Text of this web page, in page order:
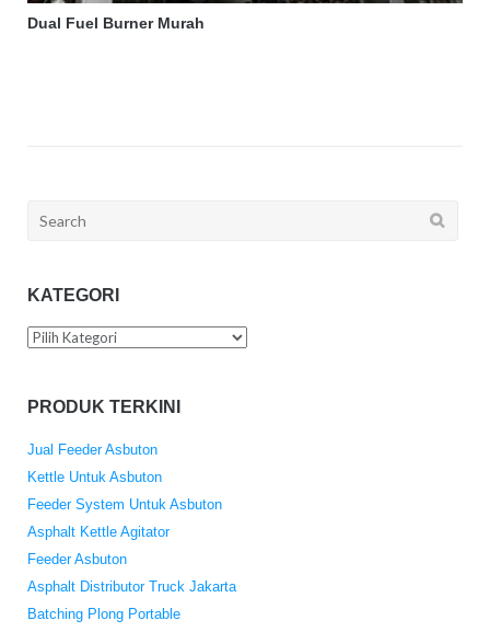
Dual Fuel Burner Murah
Search
KATEGORI
Kategori
PRODUK TERKINI
Jual Feeder Asbuton
Kettle Untuk Asbuton
Feeder System Untuk Asbuton
Asphalt Kettle Agitator
Feeder Asbuton
Asphalt Distributor Truck Jakarta
Batching Plong Portable